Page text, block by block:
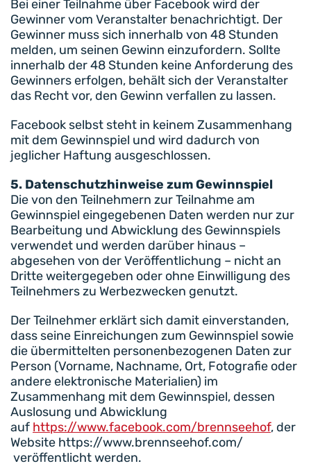
Bei einer Teilnahme über Facebook wird der
Gewinner vom Veranstalter benachrichtigt. Der
Gewinner muss sich innerhalb von 48 Stunden
melden, um seinen Gewinn einzufordern. Sollte
innerhalb der 48 Stunden keine Anforderung des
Gewinners erfolgen, behält sich der Veranstalter
das Recht vor, den Gewinn verfallen zu lassen.
Facebook selbst steht in keinem Zusammenhang
mit dem Gewinnspiel und wird dadurch von
jeglicher Haftung ausgeschlossen.
5. Datenschutzhinweise zum Gewinnspiel
Die von den Teilnehmern zur Teilnahme am
Gewinnspiel eingegebenen Daten werden nur zur
Bearbeitung und Abwicklung des Gewinnspiels
verwendet und werden darüber hinaus –
abgesehen von der Veröffentlichung – nicht an
Dritte weitergegeben oder ohne Einwilligung des
Teilnehmers zu Werbezwecken genutzt.
Der Teilnehmer erklärt sich damit einverstanden,
dass seine Einreichungen zum Gewinnspiel sowie
die übermittelten personenbezogenen Daten zur
Person (Vorname, Nachname, Ort, Fotografie oder
andere elektronische Materialien) im
Zusammenhang mit dem Gewinnspiel, dessen
Auslosung und Abwicklung
auf https://www.facebook.com/brennseehof, der
Website https://www.brennseehof.com/
veröffentlicht werden.